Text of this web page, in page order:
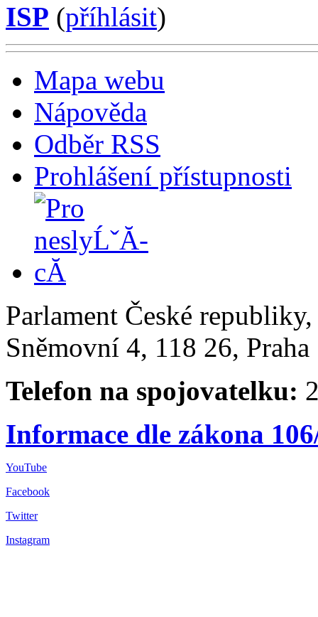
ISP (příhlásit)
Mapa webu
Nápověda
Odběr RSS
Prohlášení přístupnosti
Parlament České
Sněmovní 4, 118 26,
Telefon na spojovatelku:
Informace dle zákona
YouTube
Facebook
Twitter
Instagram